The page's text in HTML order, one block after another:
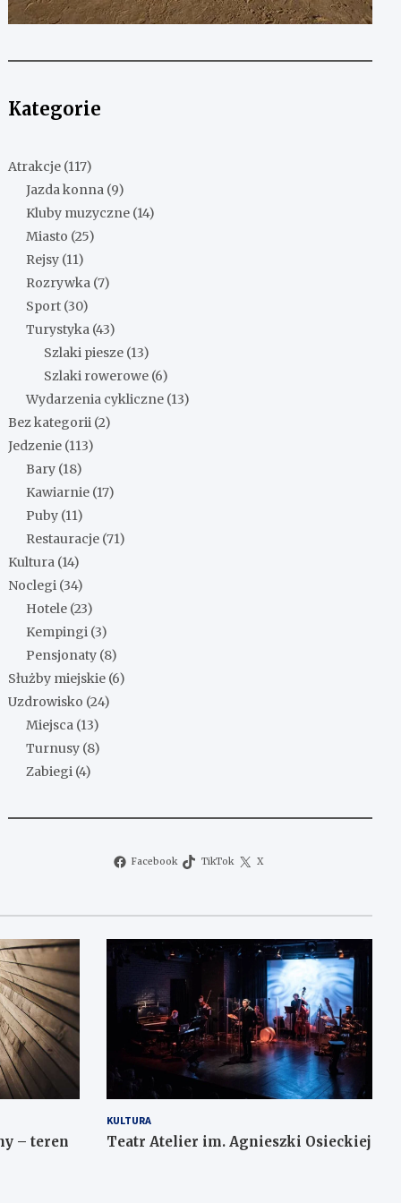
Kategorie
Atrakcje (117)
Jazda konna (9)
Kluby muzyczne (14)
Miasto (25)
Rejsy (11)
Rozrywka (7)
Sport (30)
Turystyka (43)
Szlaki piesze (13)
Szlaki rowerowe (6)
Wydarzenia cykliczne (13)
Bez kategorii (2)
Jedzenie (113)
Bary (18)
Kawiarnie (17)
Puby (11)
Restauracje (71)
Kultura (14)
Noclegi (34)
Hotele (23)
Kempingi (3)
Pensjonaty (8)
Służby miejskie (6)
Uzdrowisko (24)
Miejsca (13)
Turnusy (8)
Zabiegi (4)
Facebook TikTok X
– teren
KULTURA
Teatr Atelier im. Agnieszki Osieckiej